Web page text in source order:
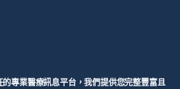
專業醫療訊息平台，我們提供您完整豐富且